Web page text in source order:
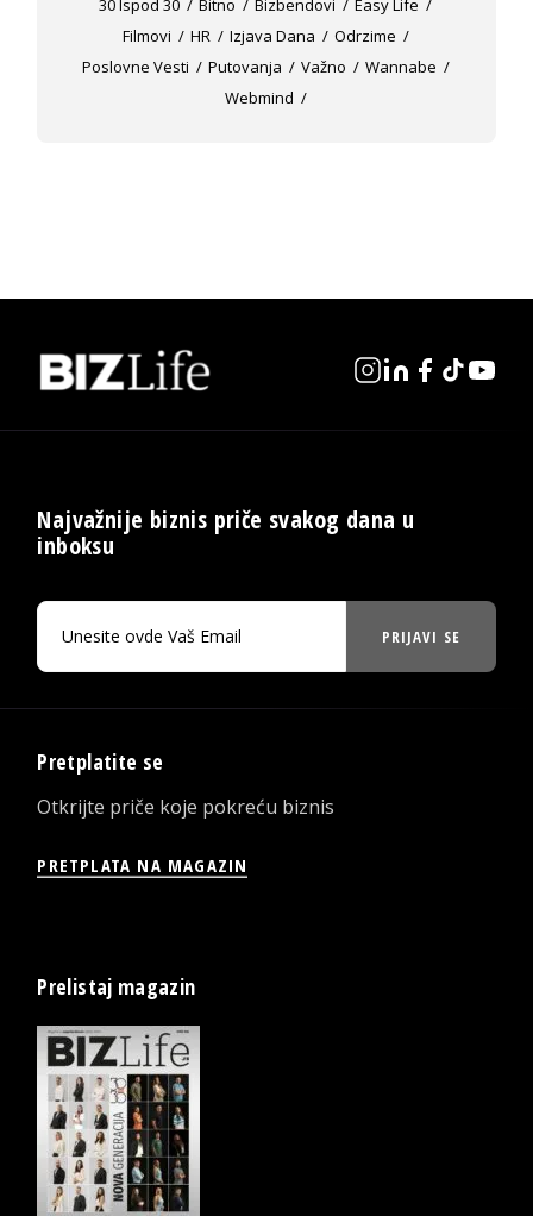
30 Ispod 30 Bitno Bizbendovi
Easy Life
Filmovi
HR Izjava Dana
Odrzime
Poslovne Vesti
Putovanja Važno
Wannabe
Webmind
Najvažnije biznis priče svakog dana u
inboksu
PRIJAVI SE
Pretplatite se
Otkrijte priče koje pokreću biznis
PRETPLATA NA MAGAZIN
Prelistaj magazin